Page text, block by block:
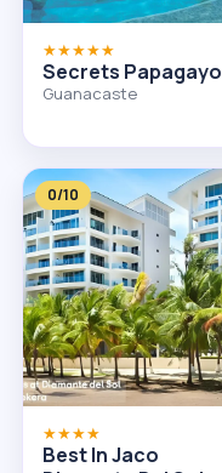
★★★★★
Secrets Papagayo
Guanacaste
0/10
★★★★
Best In Jaco